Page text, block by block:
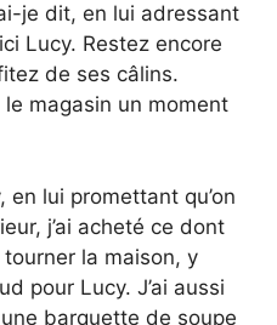
je dit, en lui adressant
Lucy. Restez encore
de ses câlins.
magasin un moment
en lui promettant qu’on
j’ai acheté ce dont
tourner la maison, y
pour Lucy. J’ai aussi
barquette de soupe